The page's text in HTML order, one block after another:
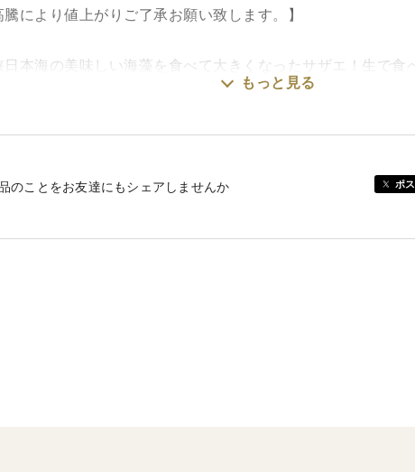
騰により値上がりご了承お願い致します。】
日本海の美味しい海藻を食べて大きくなったサザエ！生で食
感が、加熱すると一気に磯の香りとぷりぷり食感がたまりま
に5回潜れるかどうかなので時間に余裕をもっての注文お願
なので新鮮なのが自慢です！
もっと見る
のことをお友達にもシェアしませんか ポ